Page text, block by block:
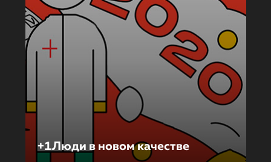
+1Люди в новом качестве